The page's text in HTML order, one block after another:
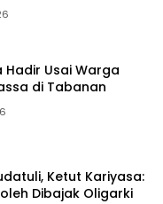
Hadir Usai Warga
di Tabanan
Ketut Kariyasa:
Dibajak Oligarki